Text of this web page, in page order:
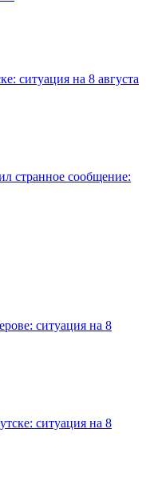
ситуация на 8 августа
странное сообщение:
ситуация на 8
ситуация на 8